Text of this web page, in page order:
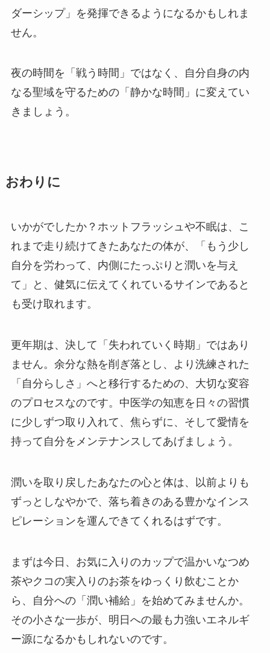
ダーシップ」を発揮できるようになるかもしれま
せん。
夜の時間を「戦う時間」ではなく、自分自身の内
なる聖域を守るための「静かな時間」に変えてい
きましょう。
おわりに
いかがでしたか？ホットフラッシュや不眠は、こ
れまで走り続けてきたあなたの体が、「もう少し
自分を労わって、内側にたっぷりと潤いを与え
て」と、健気に伝えてくれているサインであると
も受け取れます。
更年期は、決して「失われていく時期」ではあり
ません。余分な熱を削ぎ落とし、より洗練された
「自分らしさ」へと移行するための、大切な変容
のプロセスなのです。中医学の知恵を日々の習慣
に少しずつ取り入れて、焦らずに、そして愛情を
持って自分をメンテナンスしてあげましょう。
潤いを取り戻したあなたの心と体は、以前よりも
ずっとしなやかで、落ち着きのある豊かなインス
ピレーションを運んできてくれるはずです。
まずは今日、お気に入りのカップで温かいなつめ
茶やクコの実入りのお茶をゆっくり飲むことか
ら、自分への「潤い補給」を始めてみませんか。
その小さな一歩が、明日への最も力強いエネルギ
ー源になるかもしれないのです。